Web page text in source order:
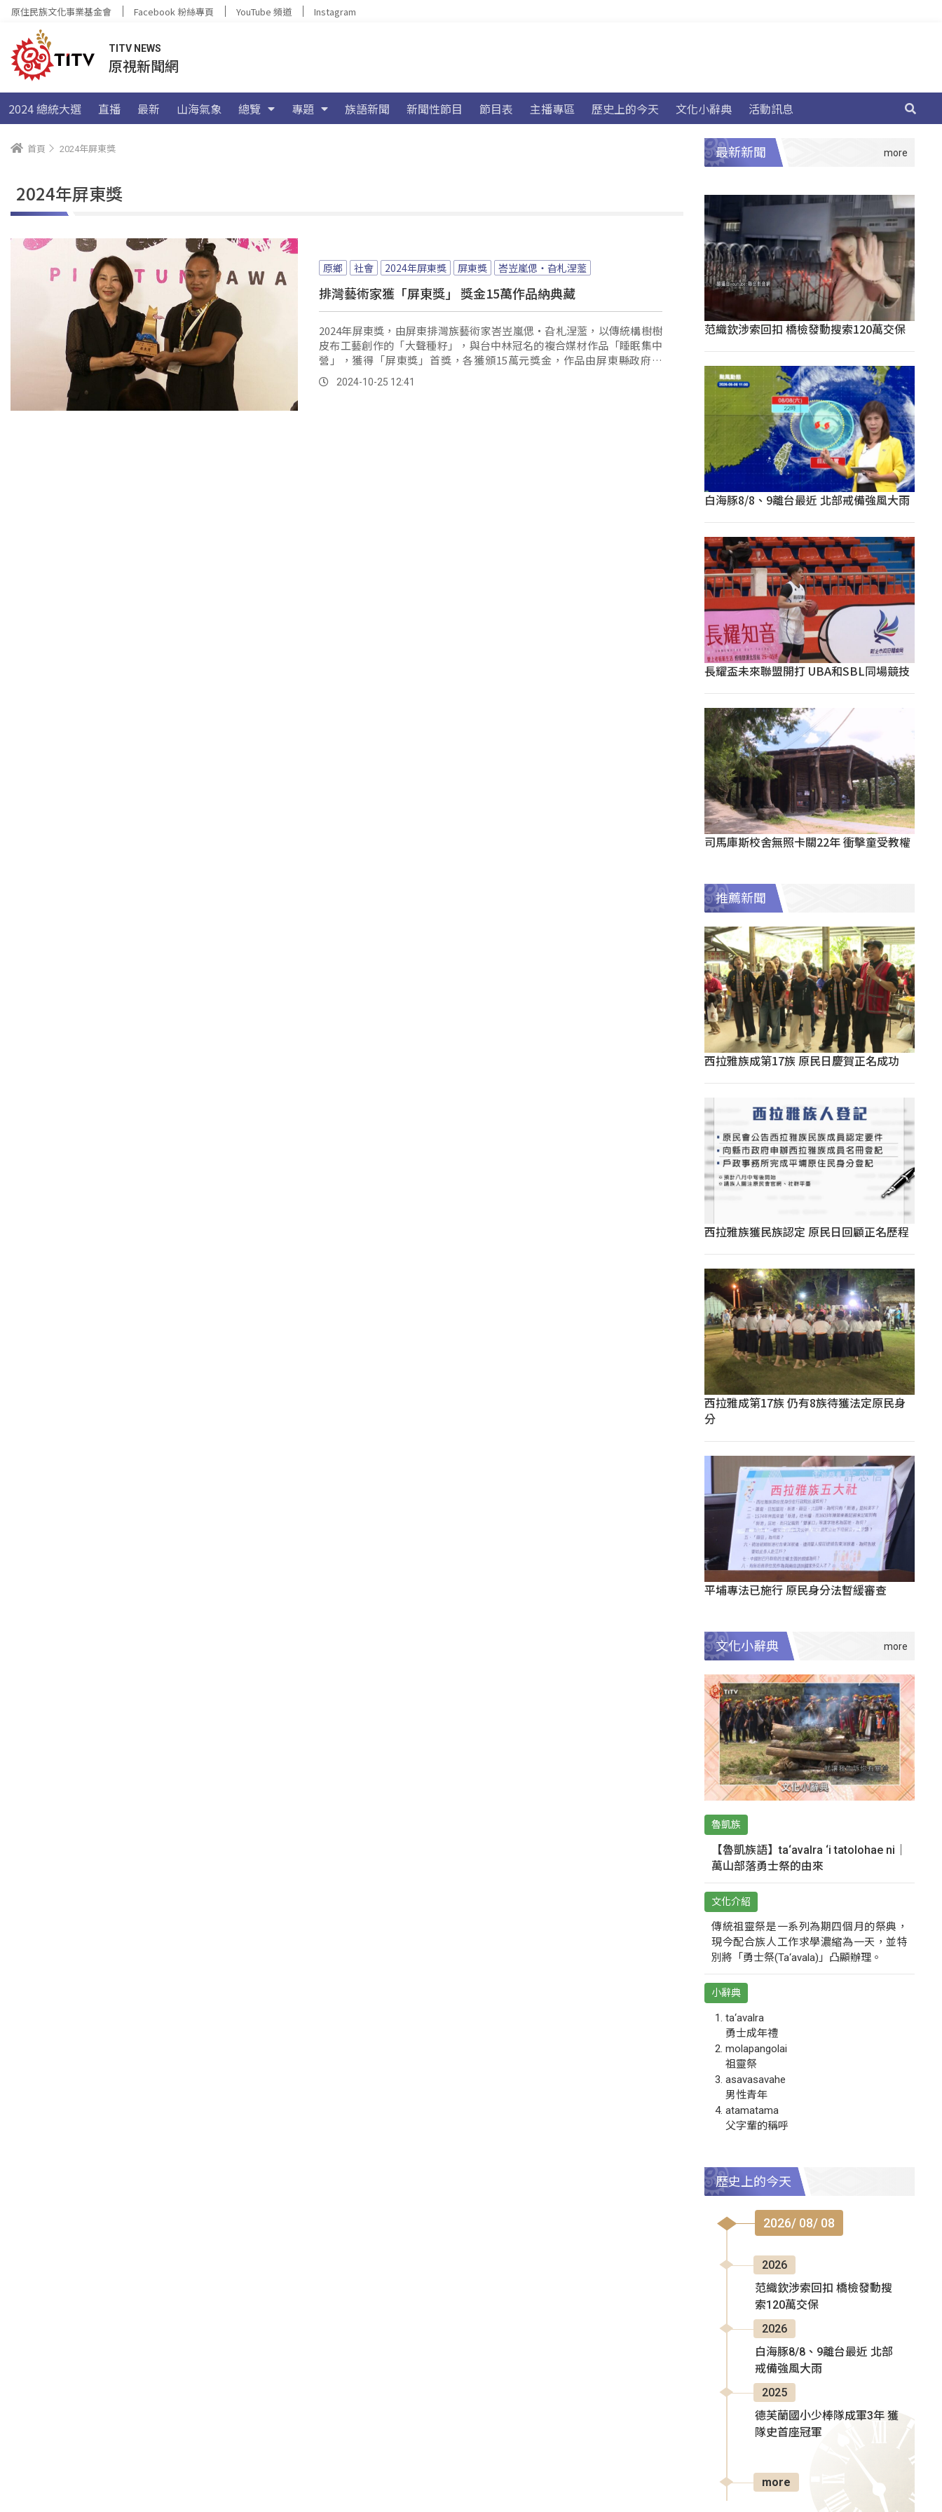
原住民族文化事業基金會 Facebook 粉絲專頁 YouTube 頻道 Instagram
TITV NEWS
原視新聞網
2024 總統大選 直播 最新 山海氣象 總覽 專題 族語新聞 新聞性節目 節目表 主播專區 歷史上的今天 文化小辭典 活動訊息
首頁 2024年屏東獎
2024年屏東獎
原鄉 社會 2024年屏東獎 屏東獎 峇岦嵐偲・旮札涅蘫
排灣藝術家獲「屏東獎」 獎金15萬作品納典藏
2024年屏東獎，由屏東排灣族藝術家峇岦嵐偲・旮札涅蘫，以傳統構樹樹
皮布工藝創作的「大聲種籽」，與台中林冠名的複合媒材作品「睡眠集中
營」，獲得「屏東獎」首獎，各獲頒15萬元獎金，作品由屏東縣政府典
藏。2024-10-25 12:41
最新新聞
范織欽涉索回扣 橋檢發動搜索120萬交保
白海豚8/8、9離台最近 北部戒備強風大雨
長耀盃未來聯盟開打 UBA和SBL同場競技
司馬庫斯校舍無照卡關22年 衝擊童受教權
推薦新聞
西拉雅族成第17族 原民日慶賀正名成功
西拉雅族獲民族認定 原民日回顧正名歷程
西拉雅成第17族 仍有8族待獲法定原民身
分
平埔專法已施行 原民身分法暫緩審查
文化小辭典
魯凱族
【魯凱族語】ta‘avalra ‘i tatolohae ni｜
萬山部落勇士祭的由來
文化介紹
傳統祖靈祭是一系列為期四個月的祭典，
現今配合族人工作求學濃縮為一天，並特
別將「勇士祭(Ta‘avala)」凸顯辦理。
小辭典
ta‘avalra
勇士成年禮
molapangolai
祖靈祭
asavasavahe
男性青年
atamatama
父字輩的稱呼
歷史上的今天
2026/ 08/ 08
2026
范織欽涉索回扣 橋檢發動搜
索120萬交保
2026
白海豚8/8、9離台最近 北部
戒備強風大雨
2025
德芙蘭國小少棒隊成軍3年 獲
隊史首座冠軍
more